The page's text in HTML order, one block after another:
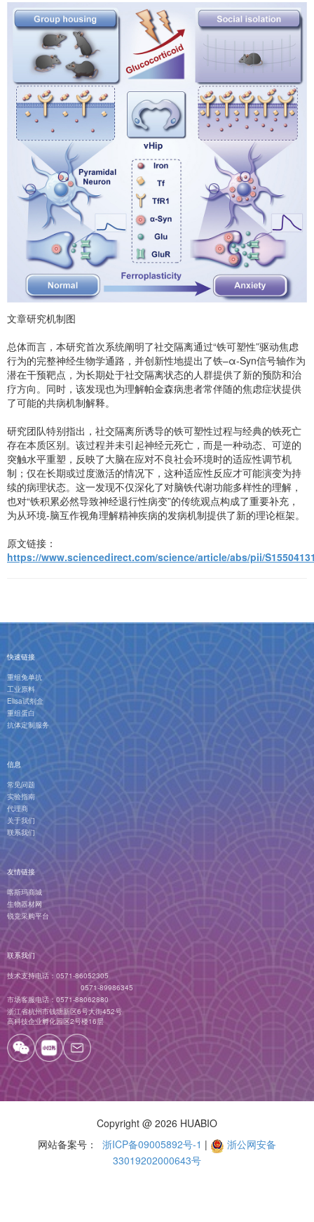
文章研究机制图
总体而言，本研究首次系统阐明了社交隔离通过“铁可塑性”驱动焦虑
行为的完整神经生物学通路，并创新性地提出了铁–α-Syn信号轴作为
潜在干预靶点，为长期处于社交隔离状态的人群提供了新的预防和治
疗方向。同时，该发现也为理解帕金森病患者常伴随的焦虑症状提供
了可能的共病机制解释。
研究团队特别指出，社交隔离所诱导的铁可塑性过程与经典的铁死亡
存在本质区别。该过程并未引起神经元死亡，而是一种动态、可逆的
突触水平重塑，反映了大脑在应对不良社会环境时的适应性调节机
制；仅在长期或过度激活的情况下，这种适应性反应才可能演变为持
续的病理状态。这一发现不仅深化了对脑铁代谢功能多样性的理解，
也对“铁积累必然导致神经退行性病变”的传统观点构成了重要补充，
为从环境-脑互作视角理解精神疾病的发病机制提供了新的理论框架。
原文链接：
https://www.sciencedirect.com/science/article/abs/pii/
快速链接
重组兔单抗
工业原料
Elisa试剂盒
重组蛋白
抗体定制服务
信息
常见问题
实验指南
代理商
关于我们
联系我们
友情链接
喀斯玛商城
生物器材网
锐竞采购平台
联系我们
技术支持电话： 0571-86052305
0571-89986345
市场客服电话：0571-88062880
浙江省杭州市钱塘新区6号大街452号
高科技企业孵化园区2号楼16层
Copyright @ 2026 HUABIO
网站备案号：
浙ICP备09005892号-1 |
浙公网安备
33019202000643号